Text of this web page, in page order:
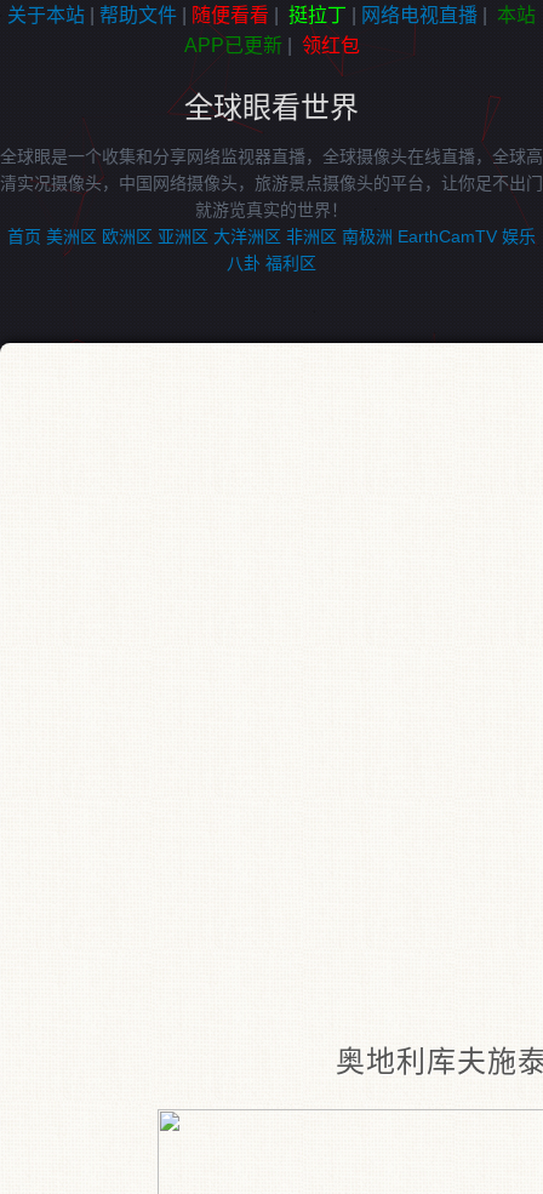
关于本站 帮助文件 随便看看 挺拉丁 网络电视直播
本站
APP已更新| 领红包
全球眼看世界
全球眼是一个收集和分享网络监视器直播，全球摄像头在线直播，全球高
清实况摄像头，中国网络摄像头，旅游景点摄像头的平台，让你足不出门
就游览真实的世界！
首页 美洲区 欧洲区 亚洲区 大洋洲区 非洲区 南极洲 EarthCamTV 娱乐
八卦 福利区
奥地利库夫施